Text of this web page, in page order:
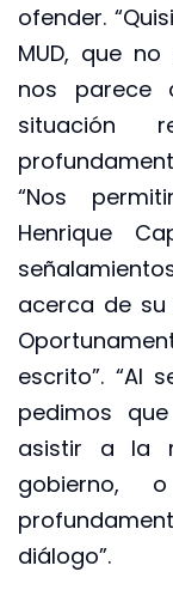
ofender.
MUD, que
nos parece
situación
“Nos
Henrique
acerca de
escrito”. “Al
pedimos
asistir a la
gobierno,
diálogo”.